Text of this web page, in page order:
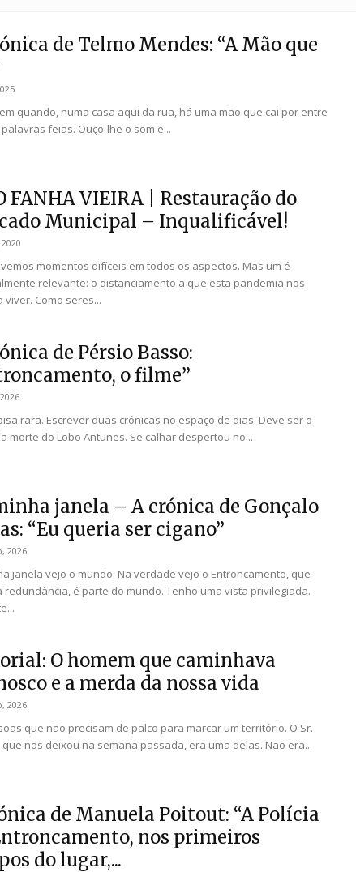
de Telmo Mendes: “A Mão que
quando, numa casa aqui da rua, há uma mão que cai por entre
feias. Ouço-lhe o som e...
FANHA VIEIRA | Restauração do
Municipal – Inqualificável!
momentos difíceis em todos os aspectos. Mas um é
relevante: o distanciamento a que esta pandemia nos
viver. Como seres...
de Pérsio Basso:
o filme”
rara. Escrever duas crónicas no espaço de dias. Deve ser o
morte do Lobo Antunes. Se calhar despertou no...
janela – A crónica de Gonçalo
“Eu queria ser cigano”
2026
janela vejo o mundo. Na verdade vejo o Entroncamento, que
redundância, é parte do mundo. Tenho uma vista privilegiada.
O homem que caminhava
e a merda da nossa vida
2026
que não precisam de palco para marcar um território. O Sr.
que nos deixou na semana passada, era uma delas. Não era...
de Manuela Poitout: “A Polícia
nos primeiros
do lugar,...